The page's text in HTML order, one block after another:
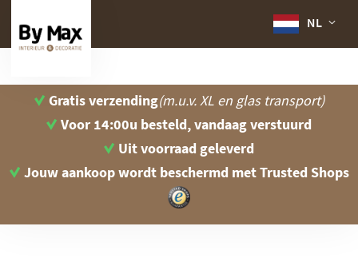
NL
Gratis verzending(m.u.v. XL en glas transport)
Voor 14:00u besteld, vandaag verstuurd
Uit voorraad geleverd
Jouw aankoop wordt beschermd met Trusted Shops